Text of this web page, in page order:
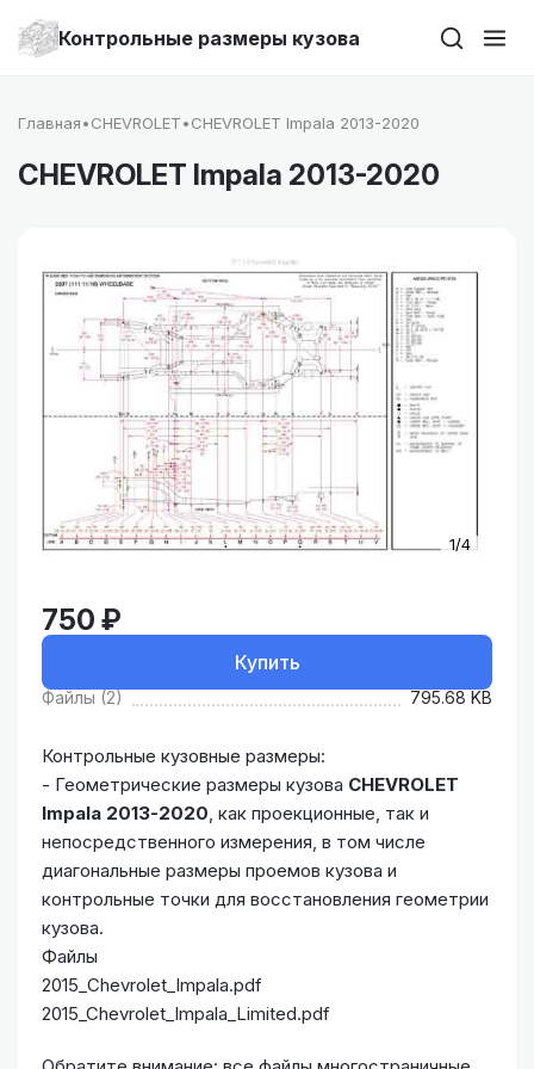
Контрольные размеры кузова
Главная•CHEVROLET•CHEVROLET Impala 2013-2020
CHEVROLET Impala 2013-2020
1/4
750 ₽
Купить
Файлы (2) 795.68 KB
Контрольные кузовные размеры:
- Геометрические размеры кузова CHEVROLET
Impala 2013-2020, как проекционные, так и
непосредственного измерения, в том числе
диагональные размеры проемов кузова и
контрольные точки для восстановления геометрии
кузова.
Файлы
2015_Chevrolet_Impala.pdf
2015_Chevrolet_Impala_Limited.pdf